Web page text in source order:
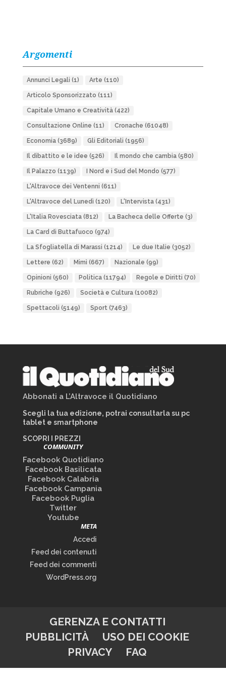
Argomenti
Annunci Legali (1) Arte (110)
Articolo Sponsorizzato (111)
Capitale Umano e Creatività(422)
Consultazione Online (11) Cronache (61048)
Economia(3689) Gli Editoriali (1956)
Il dibattito e le idee (526) Il mondo che cambia(580)
Il Palazzo (1139) I Nord e i Sud del Mondo (577)
L'Altravoce dei Ventenni (611)
L'Altravoce del Lunedì (120) L'Intervista(431)
L'Italia Rovesciata(812) La Bacheca delle Offerte (3)
La Card di Buttafuoco (974)
La Sfogliatella di Marassi (1214) Le due Italie (3052)
Lettere (62) Mimì (667) Nazionale (99)
Opinioni (560) Politica(11794) Regole e Diritti (70)
Rubriche (926) Società e Cultura(10082)
Spettacoli (5149) Sport(7463)
Abbonati a L’Altravoce il Quotidiano
Scegli la tua edizione, potrai consultarla su pc
tablet e smartphone
SCOPRI I PREZZI
COMMUNITY
Facebook Quotidiano
Facebook Basilicata
Facebook Calabria
Facebook Campania
Facebook Puglia
Twitter
Youtube
META
Accedi
Feed dei contenuti
Feed dei commenti
WordPress.org
GERENZA E CONTATTI
PUBBLICITÀ
USO DEI COOKIE
PRIVACY
FAQ